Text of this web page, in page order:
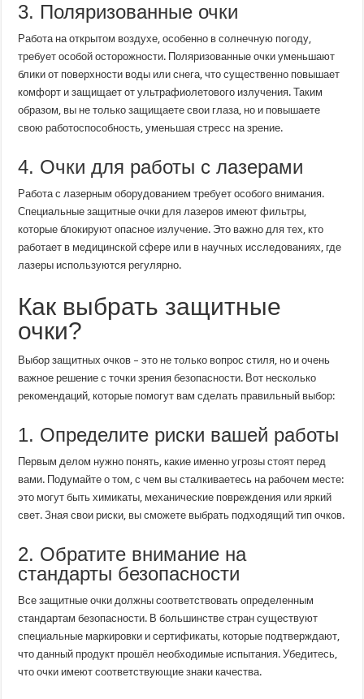
3. Поляризованные очки
Работа на открытом воздухе, особенно в солнечную погоду,
требует особой осторожности. Поляризованные очки уменьшают
блики от поверхности воды или снега, что существенно повышает
комфорт и защищает от ультрафиолетового излучения. Таким
образом, вы не только защищаете свои глаза, но и повышаете
свою работоспособность, уменьшая стресс на зрение.
4. Очки для работы с лазерами
Работа с лазерным оборудованием требует особого внимания.
Специальные защитные очки для лазеров имеют фильтры,
которые блокируют опасное излучение. Это важно для тех, кто
работает в медицинской сфере или в научных исследованиях, где
лазеры используются регулярно.
Как выбрать защитные
очки?
Выбор защитных очков – это не только вопрос стиля, но и очень
важное решение с точки зрения безопасности. Вот несколько
рекомендаций, которые помогут вам сделать правильный выбор:
1. Определите риски вашей работы
Первым делом нужно понять, какие именно угрозы стоят перед
вами. Подумайте о том, с чем вы сталкиваетесь на рабочем месте:
это могут быть химикаты, механические повреждения или яркий
свет. Зная свои риски, вы сможете выбрать подходящий тип очков.
2. Обратите внимание на
стандарты безопасности
Все защитные очки должны соответствовать определенным
стандартам безопасности. В большинстве стран существуют
специальные маркировки и сертификаты, которые подтверждают,
что данный продукт прошёл необходимые испытания. Убедитесь,
что очки имеют соответствующие знаки качества.